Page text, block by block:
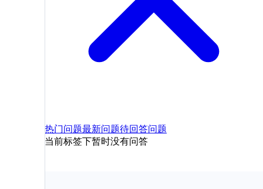
热门问题最新问题待回答问题
当前标签下暂时没有问答